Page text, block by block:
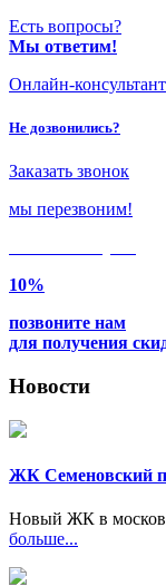
Есть вопросы?
Мы ответим!
Онлайн-консультант
Не дозвонились?
Заказать звонок
мы перезвоним!
10%
позвоните нам
для получения
Новости
ЖК Семеновский
Новый ЖК в
больше...